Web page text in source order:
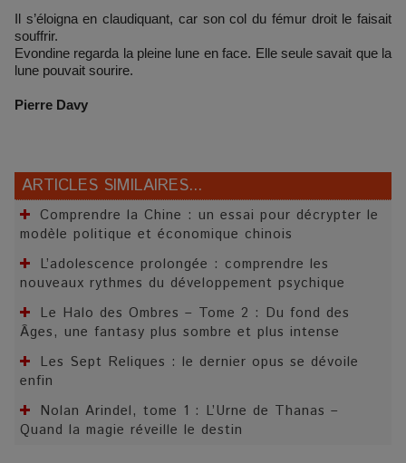
Il s’éloigna en claudiquant, car son col du fémur droit le faisait
souffrir.
Evondine regarda la pleine lune en face. Elle seule savait que la
lune pouvait sourire.
Pierre Davy
ARTICLES SIMILAIRES...
Comprendre la Chine : un essai pour décrypter le
modèle politique et économique chinois
L’adolescence prolongée : comprendre les
nouveaux rythmes du développement psychique
Le Halo des Ombres – Tome 2 : Du fond des
Âges, une fantasy plus sombre et plus intense
Les Sept Reliques : le dernier opus se dévoile
enfin
Nolan Arindel, tome 1 : L’Urne de Thanas –
Quand la magie réveille le destin